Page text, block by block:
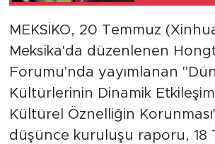
imzaladı
MEKSİKO, 20 Temmuz
Meksika'da düzenlenen
Forumu'nda yayımlanan
Kültürlerinin Dinamik
Kültürel Öznelliğin Korunması"
düşünce kuruluşu raporu, 18